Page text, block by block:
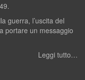
guerra, l’uscita del
portare un messaggio
Leggi tutto…